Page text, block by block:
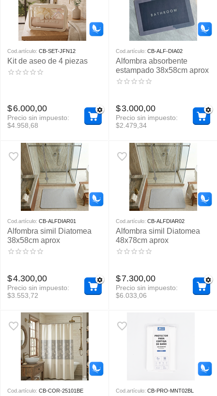
Cod.artículo: CB-SET-JFN12
Kit de aseo de 4 piezas
$6.000,00
Precio sin impuesto:
$4.958,68
Cod.artículo: CB-ALF-DIA02
Alfombra absorbente
estampado 38x58cm aprox
$3.000,00
Precio sin impuesto:
$2.479,34
Cod.artículo: CB-ALFDIAR01
Alfombra simil Diatomea
38x58cm aprox
$4.300,00
Precio sin impuesto:
$3.553,72
Cod.artículo: CB-ALFDIAR02
Alfombra simil Diatomea
48x78cm aprox
$7.300,00
Precio sin impuesto:
$6.033,06
Cod.artículo: CB-COR-25101BE Cod.artículo: CB-PRO-MNT02BL